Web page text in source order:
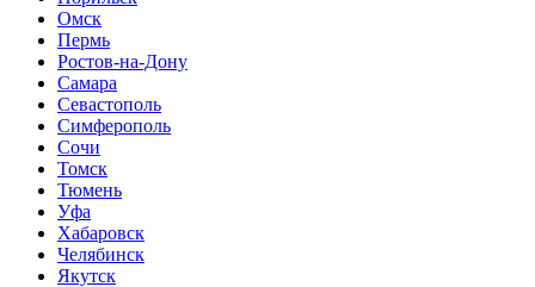
Омск
Пермь
Ростов-на-Дону
Самара
Севастополь
Симферополь
Сочи
Томск
Тюмень
Уфа
Хабаровск
Челябинск
Якутск